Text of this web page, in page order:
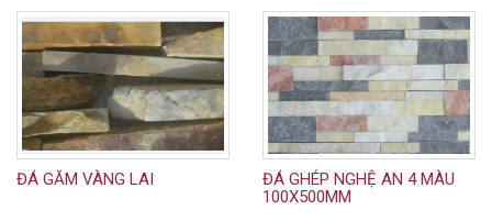
ĐÁ GĂM VÀNG LAI
ĐÁ GHÉP NGHỆ AN 4 MÀU
100X500MM